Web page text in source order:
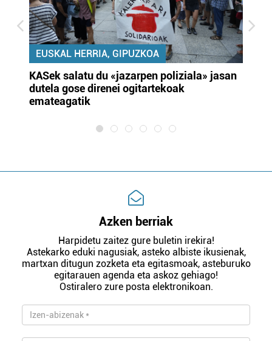
EUSKAL HERRIA, GIPUZKOA
KASek salatu du «jazarpen poliziala» jasan
dutela gose direnei ogitartekoak
emateagatik
Azken berriak
Harpidetu zaitez gure buletin irekira!
Astekarko eduki nagusiak, asteko albiste ikusienak,
martxan ditugun zozketa eta egitasmoak, asteburuko
egitarauen agenda eta askoz gehiago!
Ostiralero zure posta elektronikoan.